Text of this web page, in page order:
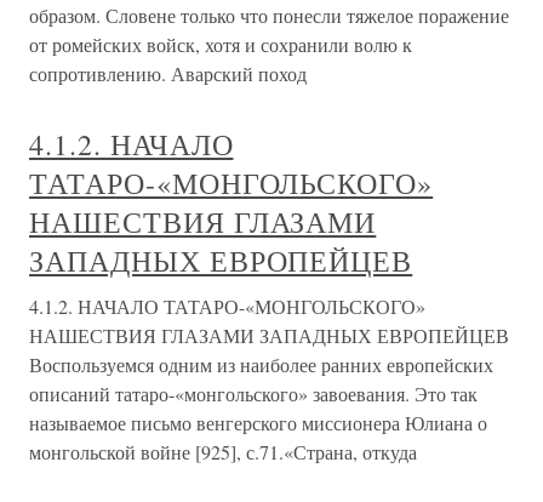
образом. Словене только что понесли тяжелое поражение
от ромейских войск, хотя и сохранили волю к
сопротивлению. Аварский поход
4.1.2. НАЧАЛО
ТАТАРО-«МОНГОЛЬСКОГО»
НАШЕСТВИЯ ГЛАЗАМИ
ЗАПАДНЫХ ЕВРОПЕЙЦЕВ
4.1.2. НАЧАЛО ТАТАРО-«МОНГОЛЬСКОГО»
НАШЕСТВИЯ ГЛАЗАМИ ЗАПАДНЫХ ЕВРОПЕЙЦЕВ
Воспользуемся одним из наиболее ранних европейских
описаний татаро-«монгольского» завоевания. Это так
называемое письмо венгерского миссионера Юлиана о
монгольской войне [925], с.71.«Страна, откуда